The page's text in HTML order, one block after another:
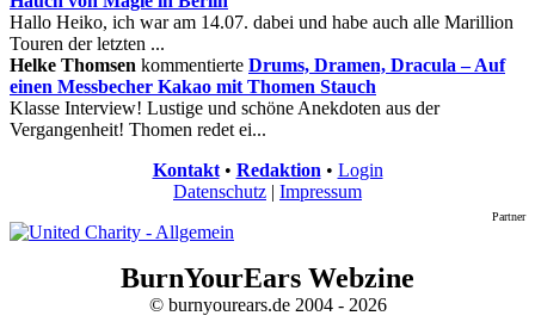
Hallo Heiko, ich war am 14.07. dabei und habe auch alle Marillion
Touren der letzten ...
Helke Thomsen kommentierte Drums, Dramen, Dracula – Auf
einen Messbecher Kakao mit Thomen Stauch
Klasse Interview! Lustige und schöne Anekdoten aus der
Vergangenheit! Thomen redet ei...
Kontakt• Redaktion • Login
Datenschutz | Impressum
Partner
BurnYourEars Webzine
© burnyourears.de 2004 - 2026